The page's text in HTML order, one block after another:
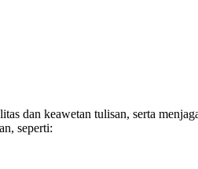
dan keawetan tulisan, serta
seperti: